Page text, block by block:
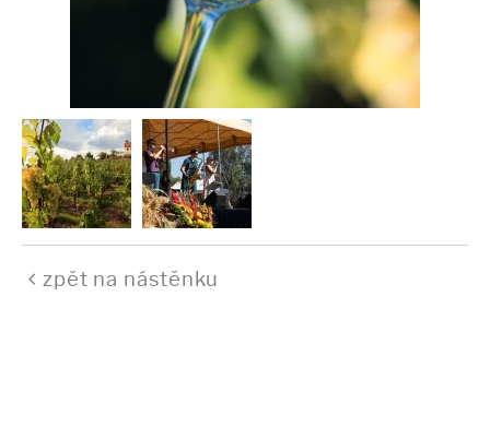
zpět na nástěnku